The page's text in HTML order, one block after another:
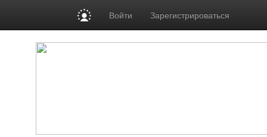
Войти Зарегистрироваться